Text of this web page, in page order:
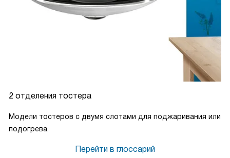
2 отделения тостера
Модели тостеров с двумя слотами для поджаривания или
подогрева.
Перейти в глоссарий